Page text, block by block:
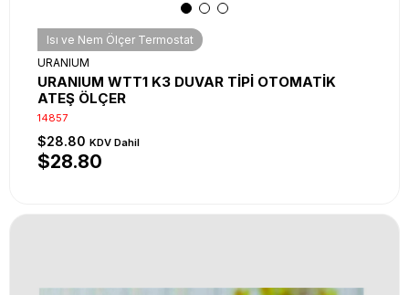
Isı ve Nem Ölçer Termostat
URANIUM
URANIUM WTT1 K3 DUVAR TİPİ OTOMATİK
ATEŞ ÖLÇER
14857
$28.80 KDV Dahil
$28.80